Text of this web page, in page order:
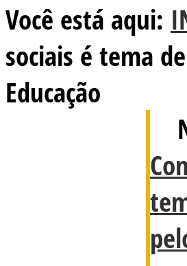
Você está aqui:
sociais é tema
Educação